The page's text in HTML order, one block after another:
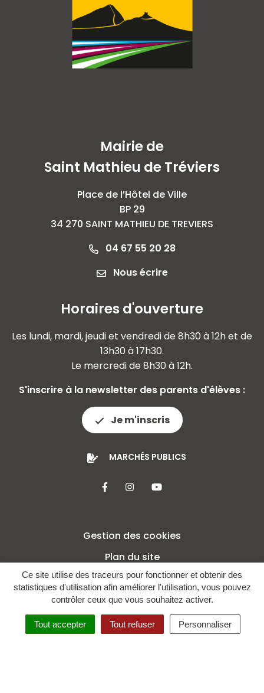
Ce site utilise des traceurs pour fonctionner et obtenir des
statistiques d'utilisation afin améliorer l'utilisation, vous pouvez
contrôler ceux que vous souhaitez activer.
Tout accepter Tout refuser Personnaliser
Mairie de
Saint Mathieu de Tréviers
Place de l’Hôtel de Ville
BP 29
34 270 SAINT MATHIEU DE TREVIERS
04 67 55 20 28
Nous écrire
Horaires d'ouverture
Les lundi, mardi, jeudi et vendredi de 8h30 à 12h et de
13h30 à 17h30.
Le mercredi de 8h30 à 12h.
S'inscrire à la newsletter des parents d'élèves :
Je m'inscris
MARCHÉS PUBLICS
Lien vers le compte Facebook
Lien vers le compte
Lien vers la chaîne
Gestion des cookies
Plan du site
Mentions légales
Crédits
Politique de confidentialité